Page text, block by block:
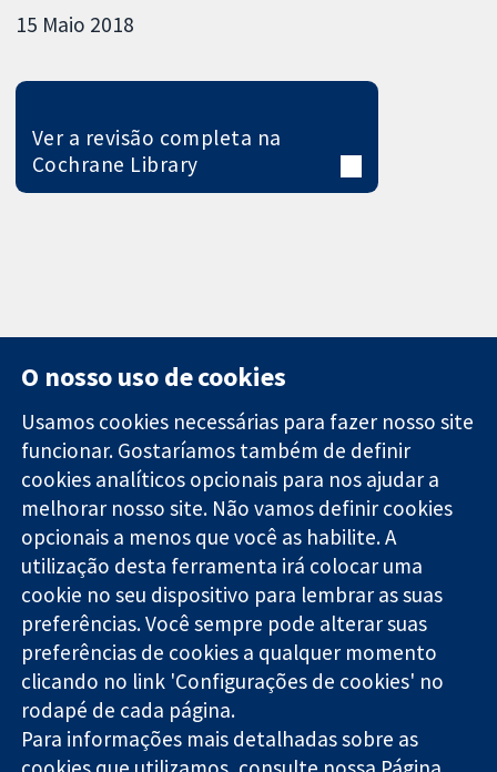
15 Maio 2018
Ver a revisão completa na
Cochrane Library
Evidências
confiáveis.
Decisões
informadas.
Melhor saúde.
11-13 Cavendish
Square
Londres
W1G 0AN
Reino Unido
Contato
Notícias
Assessoria de
imprensa
Sobre nós
Cochrane
Library
A Cochrane Collaboration é uma organização sem fins lucrativos
(caridade nº 1045921) e uma empresa limitada por garantia (nº
03044323) registrada na Inglaterra e no País de Gales.
O nosso uso de cookies
Usamos cookies necessárias para fazer nosso site
funcionar. Gostaríamos também de definir
cookies analíticos opcionais para nos ajudar a
melhorar nosso site. Não vamos definir cookies
opcionais a menos que você as habilite. A
utilização desta ferramenta irá colocar uma
cookie no seu dispositivo para lembrar as suas
preferências. Você sempre pode alterar suas
preferências de cookies a qualquer momento
clicando no link 'Configurações de cookies' no
rodapé de cada página.
Para informações mais detalhadas sobre as